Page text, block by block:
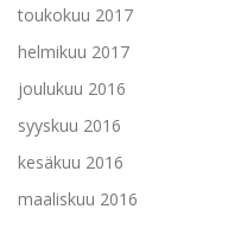
toukokuu 2017
helmikuu 2017
joulukuu 2016
syyskuu 2016
kesäkuu 2016
maaliskuu 2016